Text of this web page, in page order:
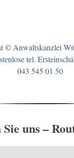
© Anwaltskanzlei
tel.
043 545 01 50
uns –